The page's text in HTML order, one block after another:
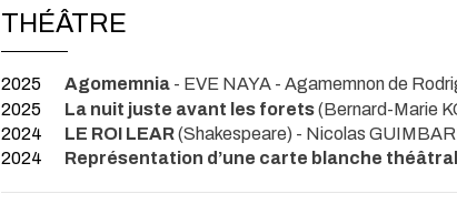
THÉÂTRE
2025 Agomemnia - EVE NAYA - Agamemnon de
2025
La nuit juste avant les forets(Bernard-Marie
2024
LE ROI LEAR(Shakespeare) - Nicolas
2024
Représentation d’une carte blanche